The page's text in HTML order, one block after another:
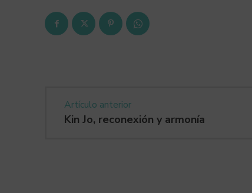
Artículo anterior
Kin Jo, reconexión y armonía